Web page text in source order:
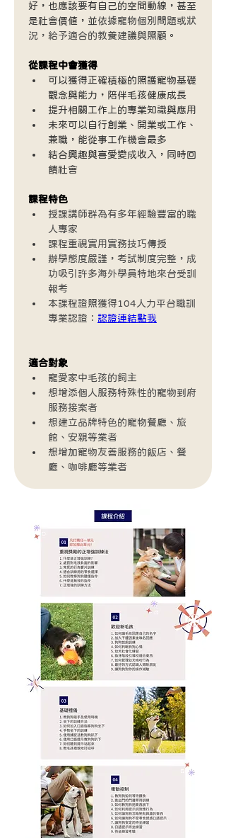
好，也應該要有自己的空間動線，甚至
是社會價值，並依據寵物個別問題或狀
況，給予適合的教養建議與照顧 。
從課程中會獲得
可以獲得正確積極的照護寵物基礎
觀念與能力，陪伴毛孩健康成長
提升相關工作上的專業知識與應用
未來可以自行創業、開業或工作、
兼職，能從事工作機會最多
結合興趣與喜愛變成收入，同時回
饋社會
課程特色
授課講師群為有多年經驗豐富的職
人專家
課程重視實用實務技巧傳授
辦學態度嚴謹，考試制度完整，成
功吸引許多海外學員特地來台受訓
報考
本課程證照獲得104人力平台職訓
專業認證： 認證連結點我
適合對象
寵愛家中毛孩的飼主
想增添個人服務特殊性的寵物到府
服務接案者
想建立品牌特色的寵物餐廳、旅
館、安親等業者
想增加寵物友善服務的飯店、餐
廳、咖啡廳等業者